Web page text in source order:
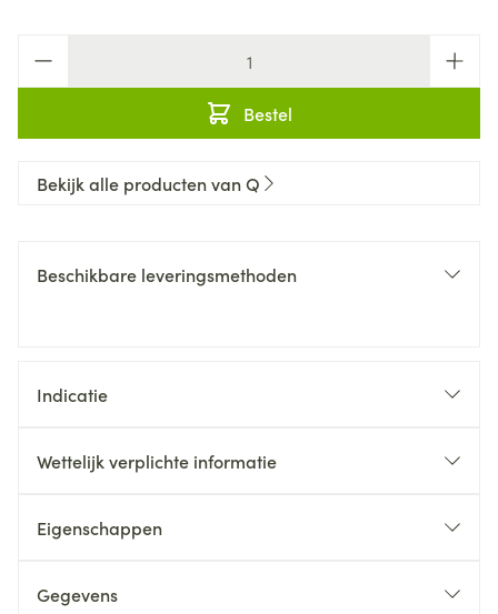
Bestel
Bekijk alle producten van Q
Beschikbare leveringsmethoden
Indicatie
Wettelijk verplichte informatie
Eigenschappen
Gegevens